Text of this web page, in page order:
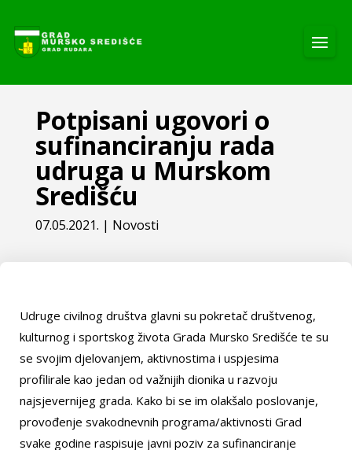
Potpisani ugovori o
sufinanciranju rada
udruga u Murskom
Središću
07.05.2021. | Novosti
Udruge civilnog društva glavni su pokretač društvenog,
kulturnog i sportskog života Grada Mursko Središće te su
se svojim djelovanjem, aktivnostima i uspjesima
profilirale kao jedan od važnijih dionika u razvoju
najsjevernijeg grada. Kako bi se im olakšalo poslovanje,
provođenje svakodnevnih programa/aktivnosti Grad
svake godine raspisuje javni poziv za sufinanciranje